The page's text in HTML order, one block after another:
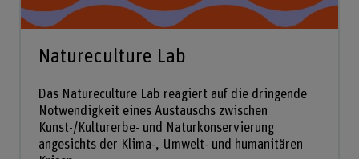
Natureculture Lab
Das Natureculture Lab reagiert auf die dringende
Notwendigkeit eines Austauschs zwischen
Kunst-/Kulturerbe- und Naturkonservierung
angesichts der Klima-, Umwelt- und humanitären